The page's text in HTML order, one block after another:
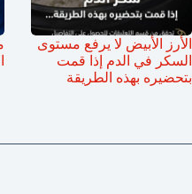
الأرز الأبيض لا يرفع مستوى
السكر في الدم إذا قمت
بتحضيره بهذه الطريقة